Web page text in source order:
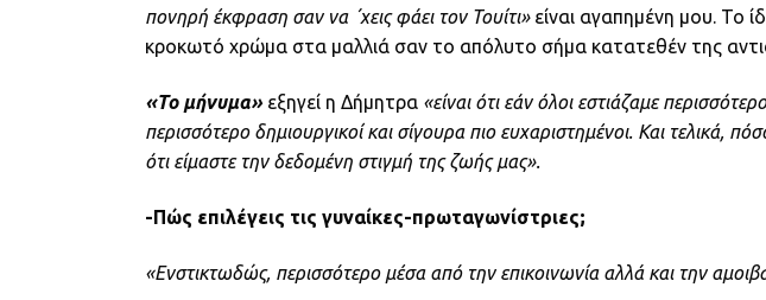
πονηρή έκφραση σαν να ΄χεις φάει τον Τουίτι»είναι αγαπημένη μου. Το
κροκωτό χρώμα στα μαλλιά σαν το απόλυτο σήμα κατατεθέν της
«Το μήνυμα»εξηγεί η Δήμητρα «είναι ότι εάν όλοι εστιάζαμε
περισσότερο δημιουργικοί και σίγουρα πιο ευχαριστημένοι. Και τελικά,
ότι είμαστε την δεδομένη στιγμή της ζωής μας».
-Πώς επιλέγεις τις γυναίκες-πρωταγωνίστριες;
«Ενστικτωδώς, περισσότερο μέσα από την επικοινωνία αλλά και την